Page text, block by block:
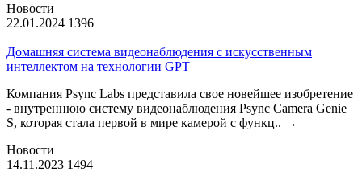
Новости
22.01.2024 1396
Домашняя система видеонаблюдения с искусственным
интеллектом на технологии GPT
Компания Psync Labs представила свое новейшее изобретение
- внутреннюю систему видеонаблюдения Psync Camera Genie
S, которая стала первой в мире камерой с функц.. →
Новости
14.11.2023 1494